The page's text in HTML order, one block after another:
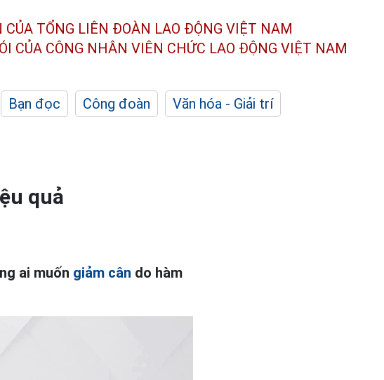
CỦA TỔNG LIÊN ĐOÀN LAO ĐỘNG VIỆT NAM
CỦA CÔNG NHÂN VIÊN CHỨC LAO ĐỘNG VIỆT NAM
Bạn đọc Công đoàn
Văn hóa - Giải trí
quả
ai muốn giảm cân do hàm